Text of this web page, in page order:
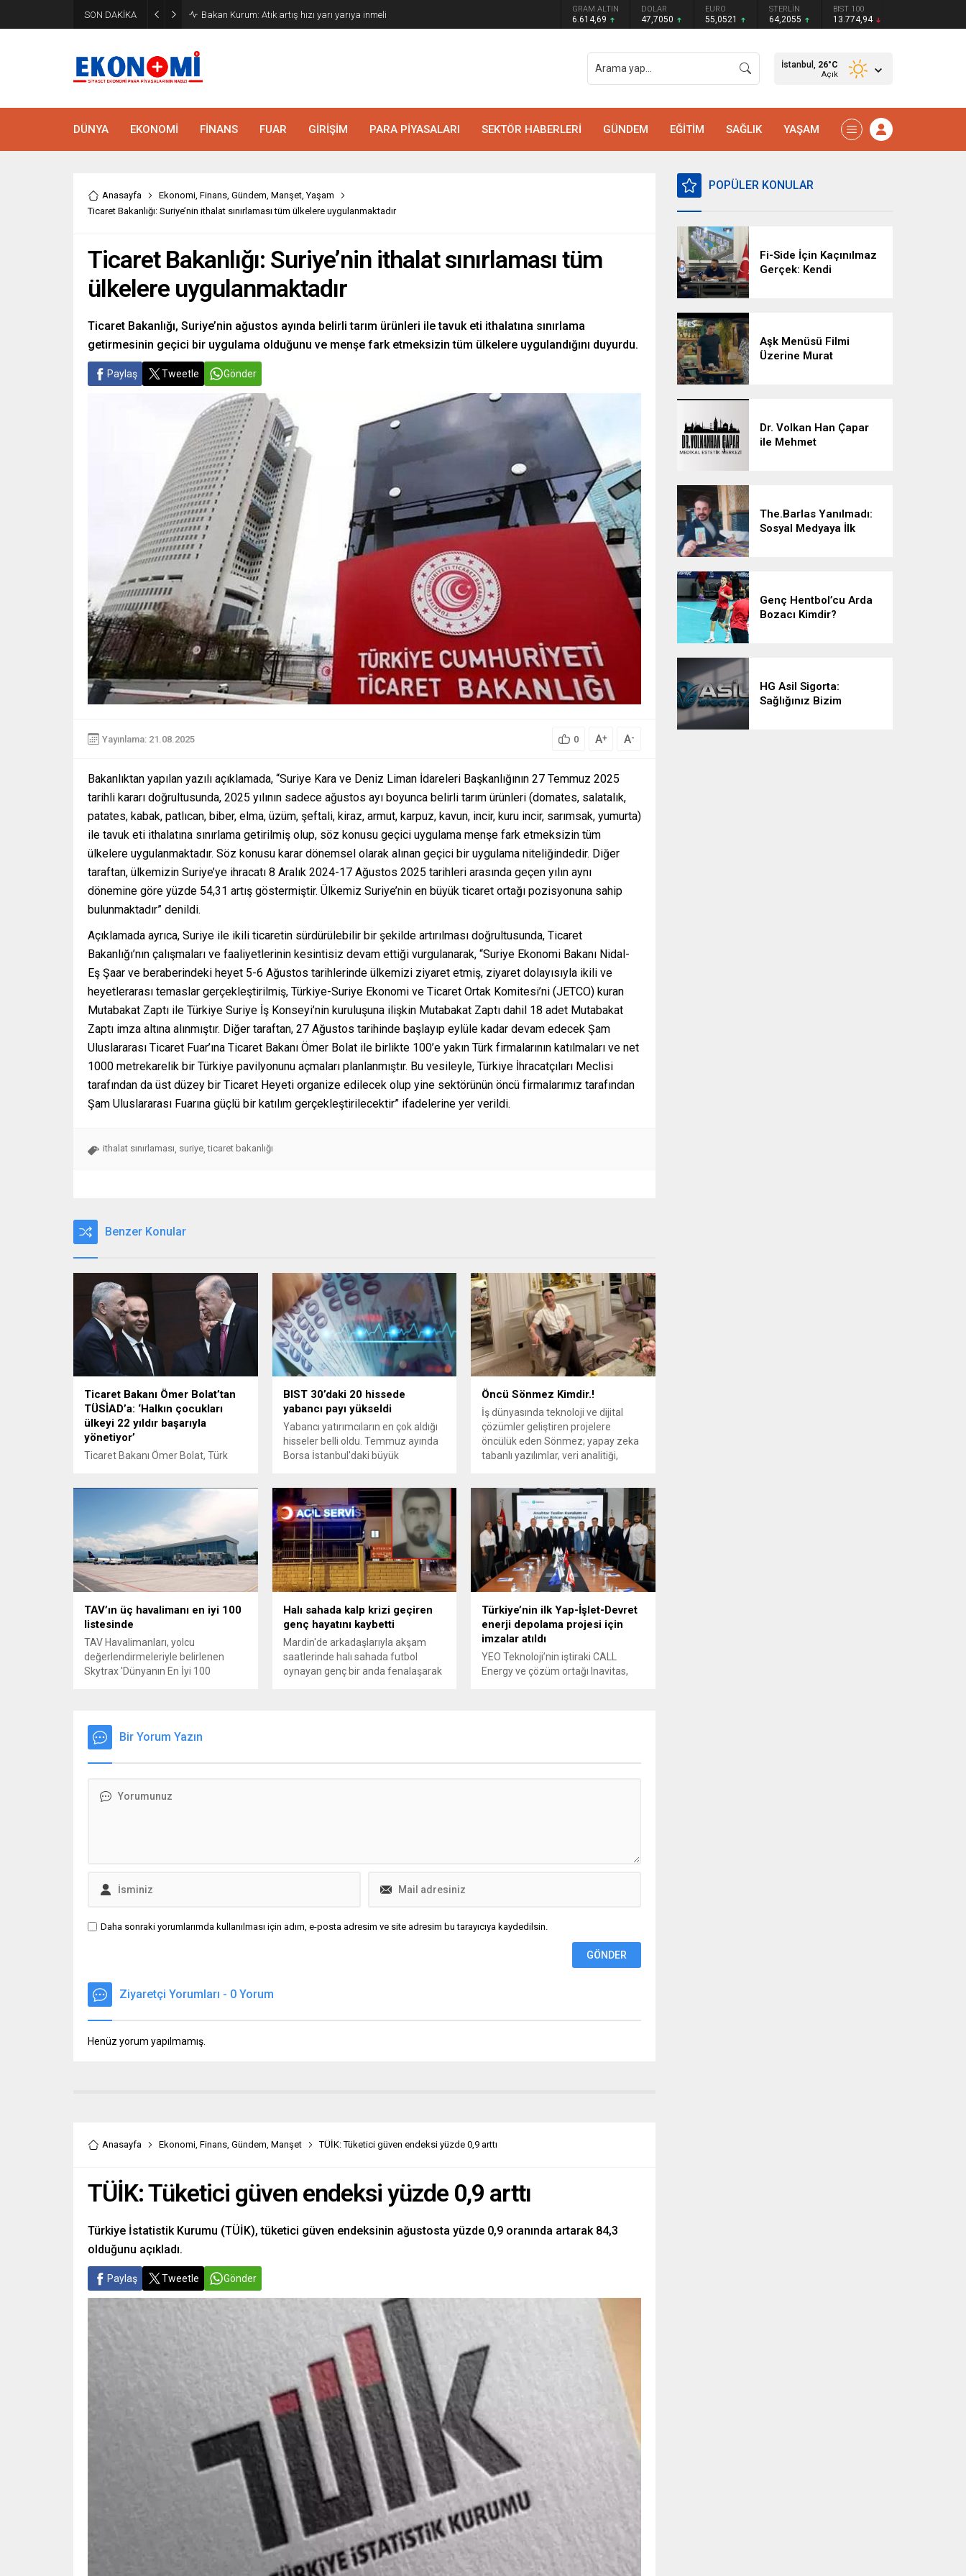
SON DAKİKA Bakan Kurum: Atık artış hızı yarı yarıya inmeli GRAM ALTIN
6.614,69
DOLAR
47,7050
EURO
55,0521
STERLİN
64,2055
BIST 100
13.774,94
İstanbul, 26°C
Açık
DÜNYA EKONOMİ FİNANS FUAR GİRİŞİM PARA PİYASALARI SEKTÖR HABERLERİ GÜNDEM EĞİTİM SAĞLIK YAŞAM
Anasayfa Ekonomi, Finans, Gündem, Manşet,Yaşam
Ticaret Bakanlığı: Suriye’nin ithalat sınırlaması tüm ülkelere uygulanmaktadır
Ticaret Bakanlığı: Suriye’nin ithalat sınırlaması tüm
ülkelere uygulanmaktadır
Ticaret Bakanlığı, Suriye’nin ağustos ayında belirli tarım ürünleri ile tavuk eti ithalatına sınırlama
getirmesinin geçici bir uygulama olduğunu ve menşe fark etmeksizin tüm ülkelere uygulandığını duyurdu.
Paylaş Tweetle Gönder
Yayınlama: 21.08.2025 0 A+ A-
Bakanlıktan yapılan yazılı açıklamada, “Suriye Kara ve Deniz Liman İdareleri Başkanlığının 27 Temmuz 2025
tarihli kararı doğrultusunda, 2025 yılının sadece ağustos ayı boyunca belirli tarım ürünleri (domates, salatalık,
patates, kabak, patlıcan, biber, elma, üzüm, şeftali, kiraz, armut, karpuz, kavun, incir, kuru incir, sarımsak, yumurta)
ile tavuk eti ithalatına sınırlama getirilmiş olup, söz konusu geçici uygulama menşe fark etmeksizin tüm
ülkelere uygulanmaktadır. Söz konusu karar dönemsel olarak alınan geçici bir uygulama niteliğindedir. Diğer
taraftan, ülkemizin Suriye’ye ihracatı 8 Aralık 2024-17 Ağustos 2025 tarihleri arasında geçen yılın aynı
dönemine göre yüzde 54,31 artış göstermiştir. Ülkemiz Suriye’nin en büyük ticaret ortağı pozisyonuna sahip
bulunmaktadır” denildi.
Açıklamada ayrıca, Suriye ile ikili ticaretin sürdürülebilir bir şekilde artırılması doğrultusunda, Ticaret
Bakanlığı’nın çalışmaları ve faaliyetlerinin kesintisiz devam ettiği vurgulanarak, “Suriye Ekonomi Bakanı Nidal-
Eş Şaar ve beraberindeki heyet 5-6 Ağustos tarihlerinde ülkemizi ziyaret etmiş, ziyaret dolayısıyla ikili ve
heyetlerarası temaslar gerçekleştirilmiş, Türkiye-Suriye Ekonomi ve Ticaret Ortak Komitesi’ni (JETCO) kuran
Mutabakat Zaptı ile Türkiye Suriye İş Konseyi’nin kuruluşuna ilişkin Mutabakat Zaptı dahil 18 adet Mutabakat
Zaptı imza altına alınmıştır. Diğer taraftan, 27 Ağustos tarihinde başlayıp eylüle kadar devam edecek Şam
Uluslararası Ticaret Fuar’ına Ticaret Bakanı Ömer Bolat ile birlikte 100’e yakın Türk firmalarının katılmaları ve net
1000 metrekarelik bir Türkiye pavilyonunu açmaları planlanmıştır. Bu vesileyle, Türkiye İhracatçıları Meclisi
tarafından da üst düzey bir Ticaret Heyeti organize edilecek olup yine sektörünün öncü firmalarımız tarafından
Şam Uluslararası Fuarına güçlü bir katılım gerçekleştirilecektir” ifadelerine yer verildi.
ithalat sınırlaması, suriye,ticaret bakanlığı
Benzer Konular
Ticaret Bakanı Ömer Bolat’tan
TÜSİAD’a: ‘Halkın çocukları
ülkeyi 22 yıldır başarıyla
yönetiyor’
Ticaret Bakanı Ömer Bolat, Türk
(YİK) Başkanı Mehmet Ömer Arif
Aras'ın açıklamalarıyla ilgili, Halkın
çocukları ülkeyi artık 22 yıldır
başarıyla yönetiyorlar dedi.
BIST 30’daki 20 hissede
yabancı payı yükseldi
Yabancı yatırımcıların en çok aldığı
hisseler belli oldu. Temmuz ayında
Borsa İstanbul'daki büyük
Öncü Sönmez Kimdir.!
İş dünyasında teknoloji ve dijital
çözümler geliştiren projelere
öncülük eden Sönmez; yapay zeka
tabanlı yazılımlar, veri analitiği,
çalışmalar yürütmektedir.
TAV’ın üç havalimanı en iyi 100
listesinde
TAV Havalimanları, yolcu
değerlendirmeleriyle belirlenen
Skytrax 'Dünyanın En İyi 100
düzenlenen törende Ankara, İzmir,
Milas-Bodrum, Almatı, Medine,
yer aldığı belirtildi.
Halı sahada kalp krizi geçiren
genç hayatını kaybetti
Mardin'de arkadaşlarıyla akşam
saatlerinde halı sahada futbol
oynayan genç bir anda fenalaşarak
Türkiye’nin ilk Yap-İşlet-Devret
enerji depolama projesi için
imzalar atıldı
YEO Teknoloji’nin iştiraki CALL
Energy ve çözüm ortağı Inavitas,
Bir Yorum Yazın
Daha sonraki yorumlarımda kullanılması için adım, e-posta adresim ve site adresim bu tarayıcıya kaydedilsin.
Ziyaretçi Yorumları - 0 Yorum
Henüz yorum yapılmamış.
Anasayfa Ekonomi Finans Gündem Manşet TÜİK: Tüketici güven endeksi yüzde 0,9 arttı
TÜİK: Tüketici güven endeksi yüzde 0,9 arttı
Türkiye İstatistik Kurumu (TÜİK), tüketici güven endeksinin ağustosta yüzde 0,9 oranında artarak 84,3
olduğunu açıkladı.
Paylaş Tweetle Gönder
POPÜLER KONULAR
Fi-Side İçin Kaçınılmaz
Gerçek: Kendi
Aşk Menüsü Filmi
Üzerine Murat
Dr. Volkan Han Çapar
ile Mehmet
The.Barlas Yanılmadı:
Sosyal Medyaya İlk
Genç Hentbol’cu Arda
Bozacı Kimdir?
HG Asil Sigorta:
Sağlığınız Bizim